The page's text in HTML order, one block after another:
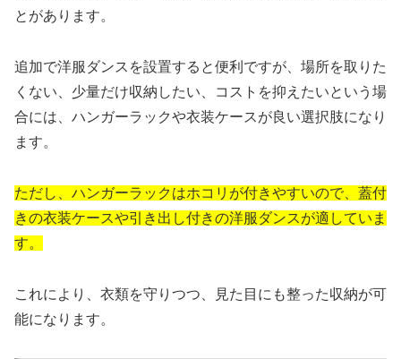
とがあります。
追加で洋服ダンスを設置すると便利ですが、場所を取りた
くない、少量だけ収納したい、コストを抑えたいという場
合には、ハンガーラックや衣装ケースが良い選択肢になり
ます。
ただし、ハンガーラックはホコリが付きやすいので、蓋付
きの衣装ケースや引き出し付きの洋服ダンスが適していま
す。
これにより、衣類を守りつつ、見た目にも整った収納が可
能になります。